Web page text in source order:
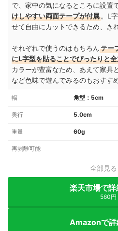
で、家中の気になるところに設置
けしやすい両面テープが付属 。L
せて自由にカットできるため、き
それぞれで使うのはもちろんテー
にL字型を貼ることでぴったりと
カラーが豊富なため、あえて家具
など色味で遊んでみるのもおすす
幅 角型：5cm
奥行 5.0cm
重量 60g
再剥離可能
全部見る
楽天市場で詳
560円
Amazonで詳